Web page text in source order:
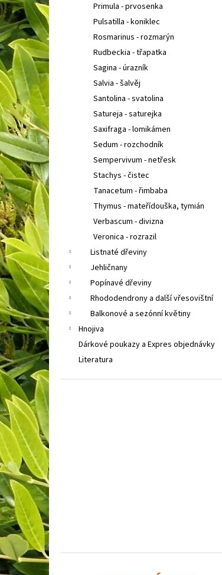
Primula - prvosenka
Pulsatilla - koniklec
Rosmarinus - rozmarýn
Rudbeckia - třapatka
Sagina - úrazník
Salvia - šalvěj
Santolina - svatolina
Satureja - saturejka
Saxifraga - lomikámen
Sedum - rozchodník
Sempervivum - netřesk
Stachys - čistec
Tanacetum - řimbaba
Thymus - mateřídouška, tymián
Verbascum - divizna
Veronica - rozrazil
Listnaté dřeviny
Jehličnany
Popínavé dřeviny
Rhododendrony a další vřesovištní
Balkonové a sezónní květiny
Hnojiva
Dárkové poukazy a Expres objednávky
Literatura